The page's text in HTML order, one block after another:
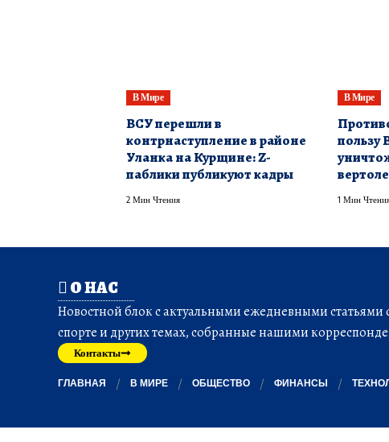
В Мире
​ВСУ перешли в
контрнаступление в районе
Уланка на Курщине: Z-
паблики публикуют кадры
2 Мин Чтения
В Мире
пользу
1 Мин
О НАС
Новостной блок с актуальными ежедневными
спорте и других темах, собранные нашими
Контакты
ГЛАВНАЯ В МИРЕ ОБЩЕСТВО ФИНАНСЫ